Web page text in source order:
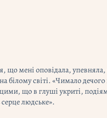
що мені оповідала,
світі. «Чимало
цими, що в глуші укриті,
людське».